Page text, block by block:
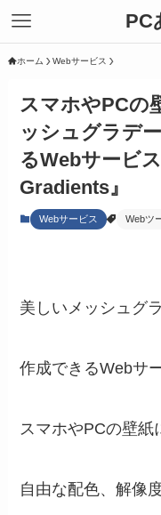
PC
ホーム Webサービス
スマホやPCの
ッシュグラデ
るWebサービ
Gradients』
Webサービス Webツ
美しいメッシュグ
作成できるWebサ
スマホやPCの壁紙
自由な配色、解像